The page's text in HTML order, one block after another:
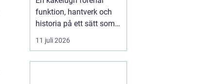
funktion, hantverk och
historia på ett sätt som
få andra
inredningsdetaljer gör.
11 juli 2026